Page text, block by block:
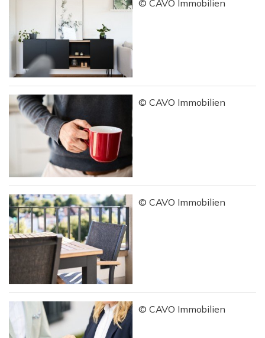
© CAVO Immobilien
© CAVO Immobilien
© CAVO Immobilien
© CAVO Immobilien